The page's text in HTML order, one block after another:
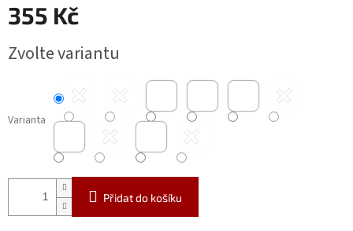
355 Kč
cena:
Zvolte variantu
Varianta
Přidat do košíku